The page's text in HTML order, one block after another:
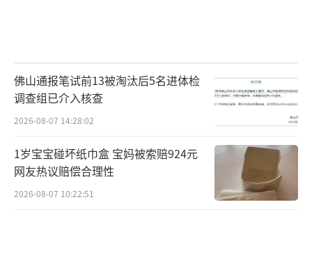
佛山通报笔试前13被淘汰后5名进体检
调查组已介入核查
2026-08-07 14:28:02
1岁宝宝碰坏纸巾盒 宝妈被索赔924元
网友热议赔偿合理性
2026-08-07 10:22:51